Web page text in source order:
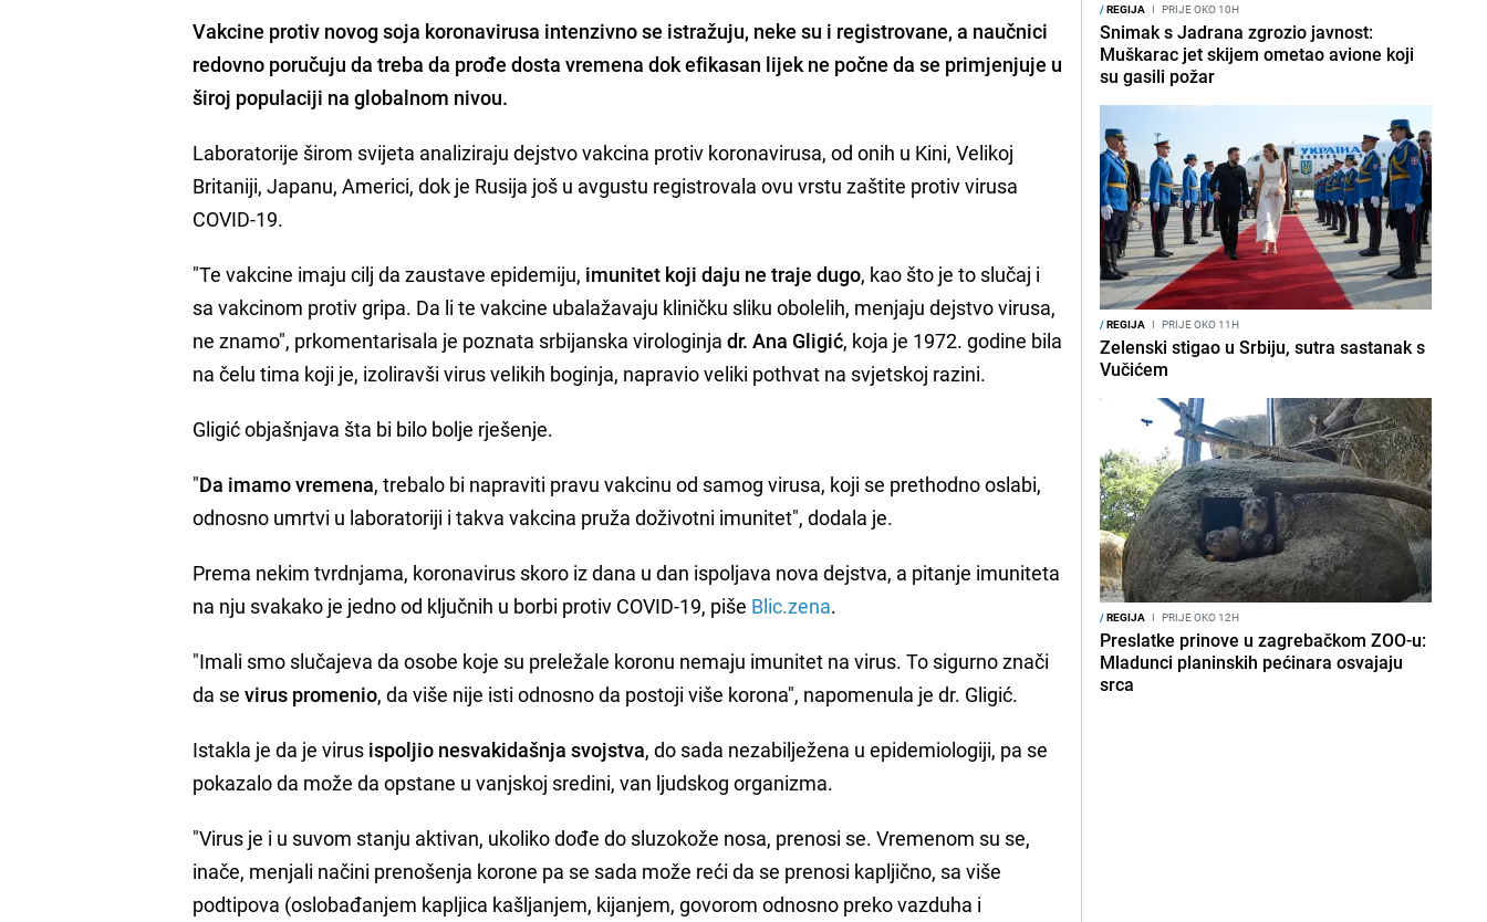
Vakcine protiv novog soja koronavirusa intenzivno se istražuju, neke su i registrovane, a naučnici
redovno poručuju da treba da prođedosta vremena dok efikasan lijek ne počne da se primjenjuje u
široj populaciji na globalnom nivou.
Laboratorije širom svijeta analiziraju dejstvo vakcina protiv koronavirusa, od onih u Kini, Velikoj
Britaniji, Japanu, Americi, dok je Rusija još u avgustu registrovala ovu vrstu zaštite protiv virusa
COVID-19.
"Te vakcine imaju cilj da zaustave epidemiju, imunitet koji daju ne traje dugo, kao što je to slučaj i
sa vakcinom protiv gripa. Da li te vakcine ubalažavaju kliničku sliku obolelih, menjaju dejstvo virusa,
ne znamo", prkomentarisala je poznata srbijanska virologinjadr. Ana Gligić, koja je 1972. godine bila
na čelu tima koji je, izoliravši virus velikih boginja, napravio veliki pothvat na svjetskoj razini.
Gligić objašnjava šta bi bilo bolje rješenje.
"Da imamo vremena, trebalo bi napraviti pravu vakcinu od samog virusa, koji se prethodno oslabi,
odnosno umrtvi u laboratoriji i takva vakcina pruža doživotni imunitet", dodala je.
Prema nekim tvrdnjama, koronavirus skoro iz dana u dan ispoljava nova dejstva, a pitanje imuniteta
na nju svakako je jedno od ključnih u borbi protiv COVID-19, piše Blic.zena.
"Imali smo slučajeva da osobe koje su preležale koronu nemaju imunitet na virus. To sigurno znači
da sevirus promenio, da više nije isti odnosno da postoji više korona", napomenula je dr. Gligić.
Istakla je da je virus ispoljio nesvakidašnja svojstva, do sada nezabilježena u epidemiologiji, pa se
pokazalo da može da opstane u vanjskoj sredini, van ljudskog organizma.
"Virus je i u suvom stanju aktivan, ukoliko dođe do sluzokože nosa, prenosi se. Vremenom su se,
inače, menjali načini prenošenja korone pa se sada može reći da se prenosi kapljično, sa više
podtipova (oslobađanjem kapljica kašljanjem, kijanjem, govorom odnosno preko vazduha i
/REGIJA I PRIJE OKO 10H
Snimak s Jadrana zgrozio javnost:
Muškarac jet skijem ometao avione koji
su gasili požar
/REGIJA I PRIJE OKO 11H
Zelenski stigao u Srbiju, sutra sastanak s
Vučićem
/REGIJA I PRIJE OKO 12H
Preslatke prinove u zagrebačkom ZOO-u:
Mladunci planinskih pećinara osvajaju
srca